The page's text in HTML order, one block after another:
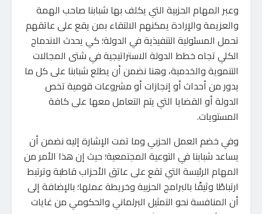
وعبر المهام الحزبية التي يكلف بها شبابنا صاحب الهمة
والعزيمة والإرادة يمكنهم الالتقاء بمن يقع على عاتقهم
تحمل المسئولية التنفيذية في الدولة؛ كي يحدث الاندماج
الكلي تجاه خطط الدولة الاستراتيجية في شتى المجالات
التنموية والخدمية، وهنا نضمن أن يطلع شبابنا على كل ما
يدور من أحداث أو إنجازات أو مشروعات قومية تخص
الدولة أو القضايا التي يتم التعامل معها على كافة
المستويات.
وفي خضم العمل الحزبي وما تمت الإشارة إليه نضمن أن
يساعد شبابنا في التوعية المجتمعية؛ حيث إن هذا الأمر من
المهام الرئيسة التي تقع على عاتق الأحزاب قاطبة وترتبط
ارتباطًا وثيقًا بالبرامج الحزبية وخريطة عملها؛ بالإضافة إلى
أن المنافسة نحو التمثيل البرلماني والحكومي من غايات